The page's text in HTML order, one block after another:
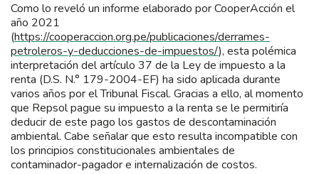
Como lo reveló un informe elaborado por CooperAcción el
año 2021
(https://cooperaccion.org.pe/publicaciones/derrames-
petroleros-y-deducciones-de-impuestos/), esta polémica
interpretación del artículo 37 de la Ley de impuesto a la
renta (D.S. N.° 179-2004-EF) ha sido aplicada durante
varios años por el Tribunal Fiscal. Gracias a ello, al momento
que Repsol pague su impuesto a la renta se le permitiría
deducir de este pago los gastos de descontaminación
ambiental. Cabe señalar que esto resulta incompatible con
los principios constitucionales ambientales de
contaminador-pagador e internalización de costos.